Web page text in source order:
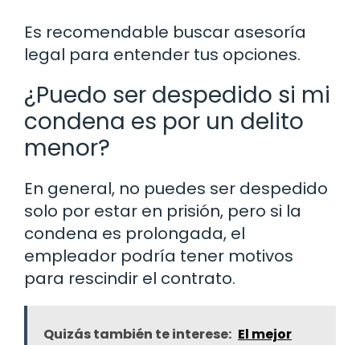
Es recomendable buscar asesoría
legal para entender tus opciones.
¿Puedo ser despedido si mi
condena es por un delito
menor?
En general, no puedes ser despedido
solo por estar en prisión, pero si la
condena es prolongada, el
empleador podría tener motivos
para rescindir el contrato.
Quizás también te interese: El mejor